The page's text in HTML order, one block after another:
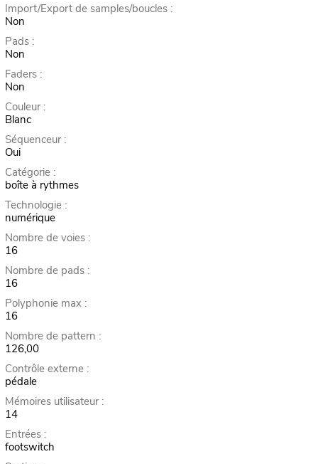
Import/Export de samples/boucles :
Non
Pads :
Non
Faders :
Non
Couleur :
Blanc
Séquenceur :
Oui
Catégorie :
boîte à rythmes
Technologie :
numérique
Nombre de voies :
16
Nombre de pads :
16
Polyphonie max :
16
Nombre de pattern :
126,00
Contrôle externe :
pédale
Mémoires utilisateur :
14
Entrées :
footswitch